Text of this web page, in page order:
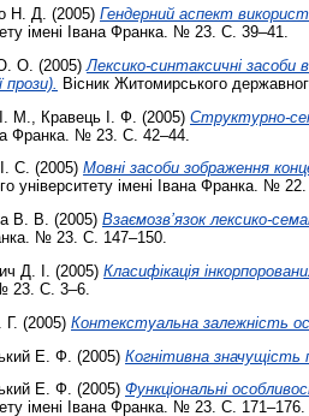
Н. Д.
(2005) Гендерний аспект
імені Івана Франка. № 23. С. 39–41.
О. (2005) Лексико-синтаксичні засоби
прози). Вісник Житомирського
М.
Кравець І. Ф. (2005) Структурно-
Франка. № 23. С. 42–44.
С. (2005) Мовні засоби зображення
університету імені Івана Франка. №
В. В. (2005) Взаємозв’язок лексико-
№ 23. С. 147–150.
Д. І.
(2005) Класифікація
23. С. 3–6.
Г. (2005) Контекстуальна залежність
Е. Ф. (2005) Когнітивна значущість
Е. Ф. (2005) Функціональні
імені Івана Франка. № 23. С. 171–176.